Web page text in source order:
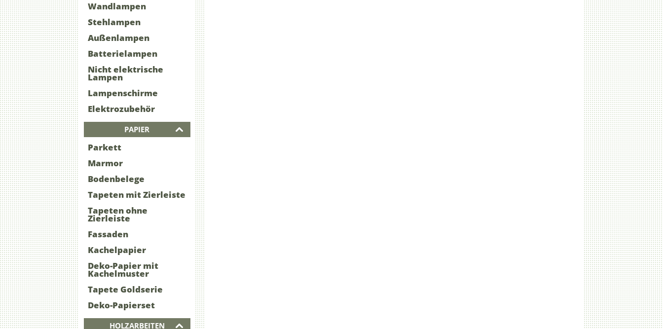
Wandlampen
Stehlampen
Außenlampen
Batterielampen
Nicht elektrische
Lampen
Lampenschirme
Elektrozubehör
PAPIER
Parkett
Marmor
Bodenbelege
Tapeten mit Zierleiste
Tapeten ohne
Zierleiste
Fassaden
Kachelpapier
Deko-Papier mit
Kachelmuster
Tapete Goldserie
Deko-Papierset
HOLZARBEITEN